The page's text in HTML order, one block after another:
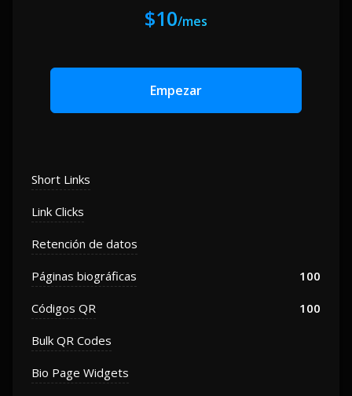
$10/mes
Empezar
Short Links
Link Clicks
Retención de datos
Páginas biográficas 100
Códigos QR 100
Bulk QR Codes
Bio Page Widgets